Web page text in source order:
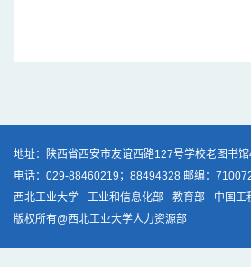
地址：陕西省西安市友谊西路127号学校老图书
电话：029-88460219；88494328 邮编：
西北工业大学 - 工业和信息化部 - 教育部 - 中国工
版权所有@西北工业大学人力资源部